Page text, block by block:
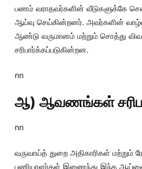
பணம் வராதவர்களின் வீடுகளுக்கே
ஆய்வு செய்கின்றனர். அவர்களின்
ஆண்டு வருமானம் மற்றும் சொத்து
சரிபார்க்கப்படுகின்றன.
nn
ஆ) ஆவணங்கள்
nn
வருவாய்த் துறை அதிகாரிகள் மற்றும்
பணியாளர்கள் இணைந்து இந்த